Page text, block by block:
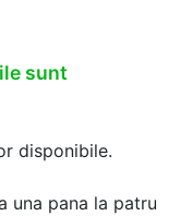
sunt
disponibile.
una pana la patru